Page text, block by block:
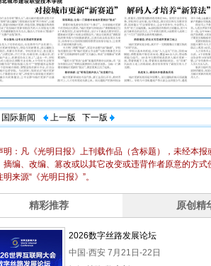
国际新闻 上一版 下一版